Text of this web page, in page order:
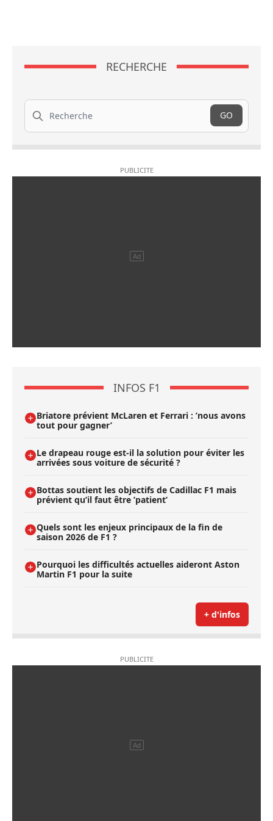
RECHERCHE
Recherche
GO
INFOS F1
Briatore prévient McLaren et Ferrari : ’nous avons
tout pour gagner’
Le drapeau rouge est-il la solution pour éviter les
arrivées sous voiture de sécurité ?
Bottas soutient les objectifs de Cadillac F1 mais
prévient qu’il faut être ’patient’
Quels sont les enjeux principaux de la fin de
saison 2026 de F1 ?
Pourquoi les difficultés actuelles aideront Aston
Martin F1 pour la suite
+ d'infos